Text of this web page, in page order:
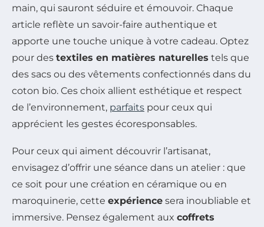
main, qui sauront séduire et émouvoir. Chaque
article reflète un savoir-faire authentique et
apporte une touche unique à votre cadeau. Optez
pour des textiles en matières naturelles tels que
des sacs ou des vêtements confectionnés dans du
coton bio. Ces choix allient esthétique et respect
de l’environnement, parfaits pour ceux qui
apprécient les gestes écoresponsables.
Pour ceux qui aiment découvrir l’artisanat,
envisagez d’offrir une séance dans un atelier : que
ce soit pour une création en céramique ou en
maroquinerie, cette expérience sera inoubliable et
immersive. Pensez également aux coffrets